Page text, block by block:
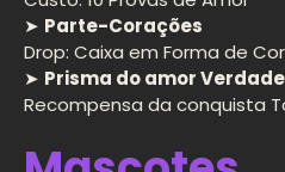
➤ Parte-Corações
Drop: Caixa em Forma de
➤ Prisma do amor
Recompensa da conquista